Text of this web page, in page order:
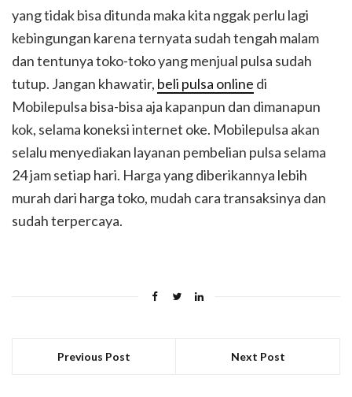
yang tidak bisa ditunda maka kita nggak perlu lagi
kebingungan karena ternyata sudah tengah malam
dan tentunya toko-toko yang menjual pulsa sudah
tutup. Jangan khawatir, beli pulsa online di
Mobilepulsa bisa-bisa aja kapanpun dan dimanapun
kok, selama koneksi internet oke. Mobilepulsa akan
selalu menyediakan layanan pembelian pulsa selama
24 jam setiap hari. Harga yang diberikannya lebih
murah dari harga toko, mudah cara transaksinya dan
sudah terpercaya.
Previous Post Next Post